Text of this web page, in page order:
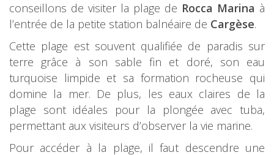
conseillons de visiter la plage de Rocca Marina à
l’entrée de la petite station balnéaire de Cargèse.
Cette plage est souvent qualifiée de paradis sur
terre grâce à son sable fin et doré, son eau
turquoise limpide et sa formation rocheuse qui
domine la mer. De plus, les eaux claires de la
plage sont idéales pour la plongée avec tuba,
permettant aux visiteurs d’observer la vie marine.
Pour accéder à la plage, il faut descendre une